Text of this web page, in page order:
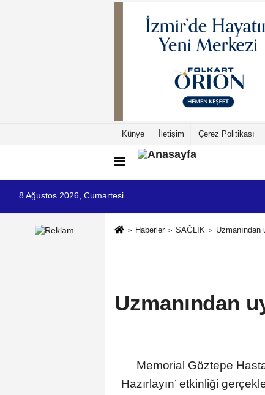
Künye İletişim Çerez Politikası
8 Ağustos 2026, Cumartesi
Haberler SAĞLIK
Uzmanından
Memorial Göztepe
Hazırlayın’ etkinliği